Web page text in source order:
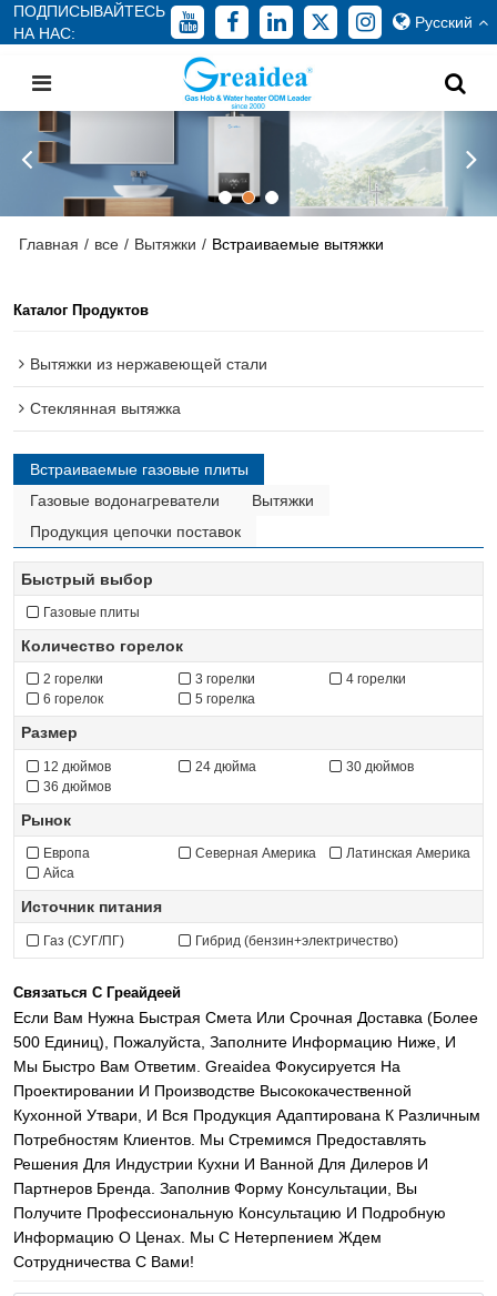
ПОДПИСЫВАЙТЕСЬ
НА НАС:
Русский
Главная / все / Вытяжки / Встраиваемые вытяжки
Каталог Продуктов
Вытяжки из нержавеющей стали
Стеклянная вытяжка
Встраиваемые газовые плиты
Газовые водонагреватели
Вытяжки
Продукция цепочки поставок
Быстрый выбор
Газовые плиты
Количество горелок
2 горелки 3 горелки
4 горелки
6 горелок
5 горелка
Размер
12 дюймов 24 дюйма
30 дюймов
36 дюймов
Рынок
Европа Северная Америка
Латинская Америка
Айса
Источник питания
Газ (СУГ/ПГ) Гибрид (бензин+электричество)
Связаться С Греайдеей
Если Вам Нужна Быстрая Смета Или Срочная Доставка (более
500 Единиц), Пожалуйста, Заполните Информацию Ниже, И
Мы Быстро Вам Ответим. Greaidea Фокусируется На
Проектировании И Производстве Высококачественной
Кухонной Утвари, И Вся Продукция Адаптирована К Различным
Потребностям Клиентов. Мы Стремимся Предоставлять
Решения Для Индустрии Кухни И Ванной Для Дилеров И
Партнеров Бренда. Заполнив Форму Консультации, Вы
Получите Профессиональную Консультацию И Подробную
Информацию О Ценах. Мы С Нетерпением Ждем
Сотрудничества С Вами!